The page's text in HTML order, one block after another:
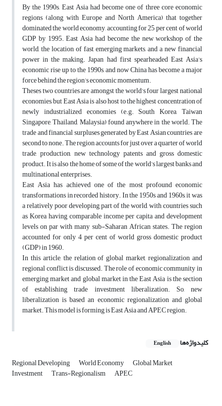
By the 1990s, East Asia had become one of three core economic
regions (along with Europe and North America) that together
dominated the world economy, accounting for 25 per cent of world
GDP by 1995. East Asia had become the new workshop of the
world, the location of fast emerging markets, and a new financial
power in the making. Japan had first spearheaded East Asia’s
economic rise up to the 1990s, and now China has become a major
force behind the region’s economic momentum.
Theses two countries are amongst the world’s four largest national
economies, but East Asia is also host to the highest concentration of
newly industrialized economies (e.g. South Korea, Taiwan
Singapore, Thailand, Malaysia) found anywhere in the world. The
trade and financial surpluses generated by East Asian countries are
second to none. The region accounts for just over a quarter of world
trade, production, new technology patents and gross domestic
product. It is also the home of some of the world’s largest banks and
multinational enterprises.
East Asia has achieved one of the most profound economic
transformations in recorded history. In the 1950s and 1960s, it was
a relatively poor developing part of the world, with countries such
as Korea having comparable income per capita and development
levels on par with many sub-Saharan African states. The region
accounted for only 4 per cent of world gross domestic product
(GDP) in 1960.
In this article, the relation of global market, regionalization and
regional conflict is discussed. The role of economic community in
emerging market and global market in the East Asia is the section
of establishing trade investment liberalization. So, new
liberalization is based an economic regionalization and global
market. This model is forming is East Asia and APEC region.
کلیدواژه‌ها English
Regional Developing World Economy Global Market
Investment Trans-Regionalism APEC